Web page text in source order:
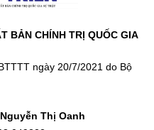
BẢN CHÍNH TRỊ QUỐC GIA
ngày 20/7/2021 do Bộ
Thị Oanh